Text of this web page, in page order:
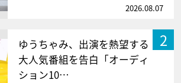
2026.08.07
2
ゆうちゃみ、出演を熱望する
大人気番組を告白「オーディ
ション10…